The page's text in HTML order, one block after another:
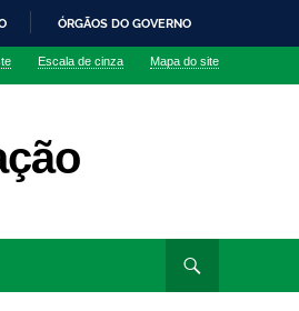
ÓRGÃOS DO GOVERNO
Escala de cinza Mapa do site